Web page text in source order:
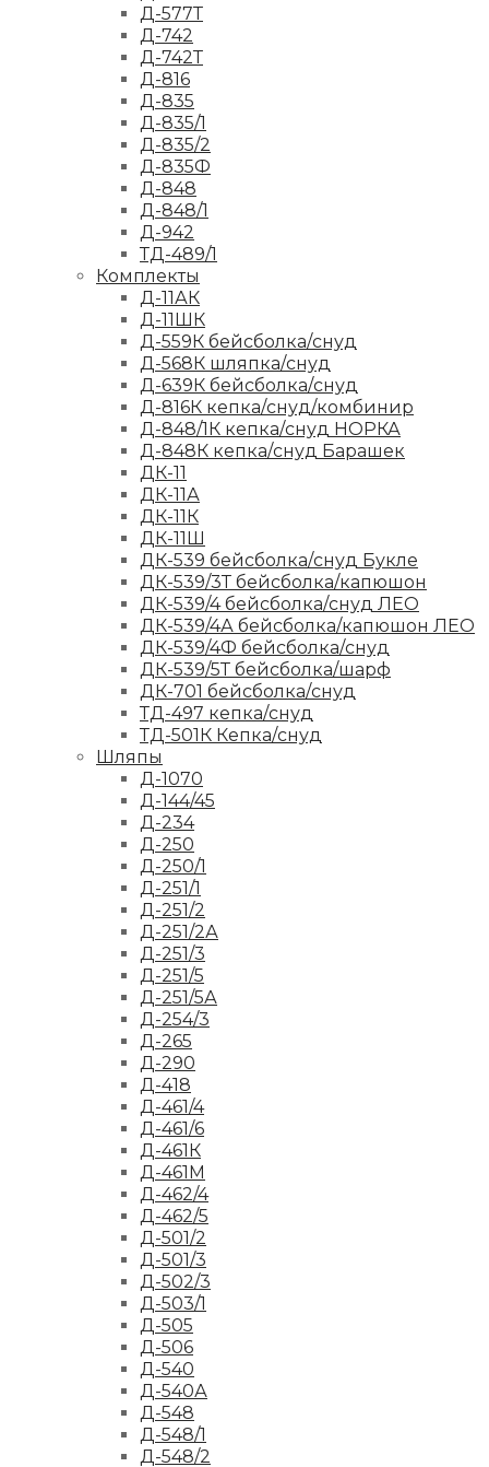
Д-577Т
Д-742
Д-742Т
Д-816
Д-835
Д-835/1
Д-835/2
Д-835Ф
Д-848
Д-848/1
Д-942
ТД-489/1
Комплекты
Д-11АК
Д-11ШК
Д-559К бейсболка/снуд
Д-568К шляпка/снуд
Д-639К бейсболка/снуд
Д-816К кепка/снуд/комбинир
Д-848/1К кепка/снуд НОРКА
Д-848К кепка/снуд Барашек
ДК-11
ДК-11А
ДК-11К
ДК-11Ш
ДК-539 бейсболка/снуд Букле
ДК-539/3Т бейсболка/капюшон
ДК-539/4 бейсболка/снуд ЛЕО
ДК-539/4А бейсболка/капюшон ЛЕО
ДК-539/4Ф бейсболка/снуд
ДК-539/5Т бейсболка/шарф
ДК-701 бейсболка/снуд
ТД-497 кепка/снуд
ТД-501К Кепка/снуд
Шляпы
Д-1070
Д-144/45
Д-234
Д-250
Д-250/1
Д-251/1
Д-251/2
Д-251/2А
Д-251/3
Д-251/5
Д-251/5А
Д-254/3
Д-265
Д-290
Д-418
Д-461/4
Д-461/6
Д-461К
Д-461М
Д-462/4
Д-462/5
Д-501/2
Д-501/3
Д-502/3
Д-503/1
Д-505
Д-506
Д-540
Д-540А
Д-548
Д-548/1
Д-548/2